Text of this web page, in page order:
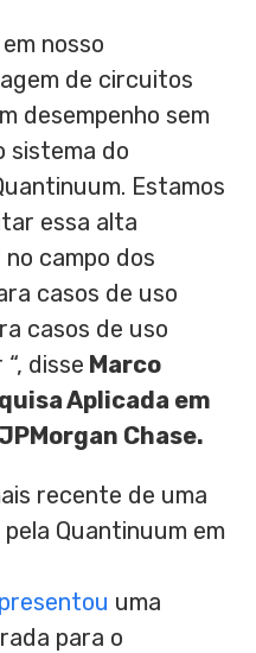
nosso
de circuitos
desempenho sem
sistema do
Estamos
essa alta
campo dos
casos de uso
casos de uso
disse Marco
Aplicada em
Chase.
recente de uma
Quantinuum em
uma
para o